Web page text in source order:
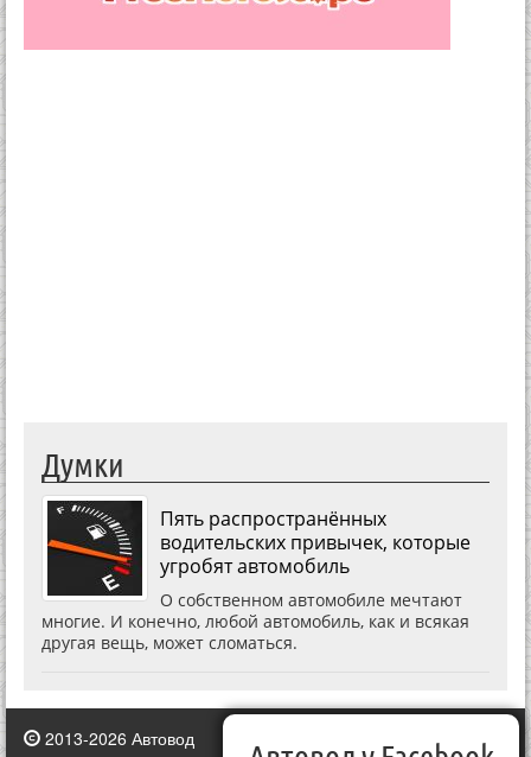
Думки
Пять распространённых
водительских привычек, которые
угробят автомобиль
О собственном автомобиле мечтают
многие. И конечно, любой автомобиль, как и всякая
другая вещь, может сломаться.
2013-2026 Автовод